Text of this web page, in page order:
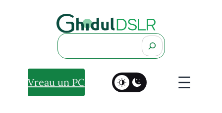
Search
Vreau un PC